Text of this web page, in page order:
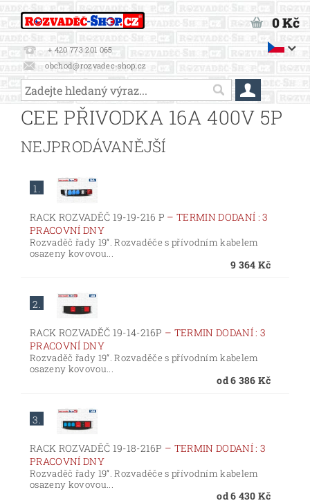
+ 420 773 201 065
obchod@rozvadec-shop.cz
0 Kč
CEE PŘIVODKA 16A 400V 5P
NEJPRODÁVANĚJŠÍ
1.
RACK ROZVADĚČ 19-19-216 P –TERMIN DODANÍ : 3
PRACOVNÍ DNY
Rozvaděč řady 19“. Rozvaděče s přívodním kabelem
osazeny kovovou...
9 364 Kč
2.
RACK ROZVADĚČ 19-14-216P – TERMIN DODANÍ : 3
PRACOVNÍ DNY
Rozvaděč řady 19“. Rozvaděče s přívodním kabelem
osazeny kovovou...
od 6 386 Kč
3.
RACK ROZVADĚČ 19-18-216P – TERMIN DODANÍ : 3
PRACOVNÍ DNY
Rozvaděč řady 19“. Rozvaděče s přívodním kabelem
osazeny kovovou...
od 6 430 Kč